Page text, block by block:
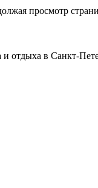
просмотр
отдыха в